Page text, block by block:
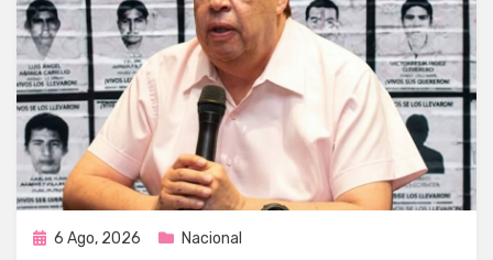
Publicada
6 Ago, 2026 Nacional